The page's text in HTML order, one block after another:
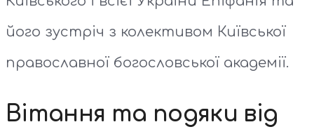
його зустріч з колективом Київської
православної богословської академії.
Вітання та подяки від